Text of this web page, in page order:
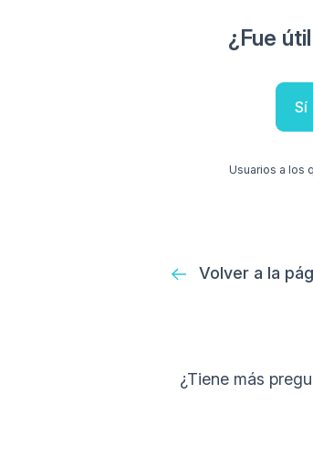
¿Fue
Sí
Usuarios a los
Volver a la
¿Tiene más